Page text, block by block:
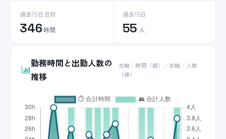
過去15日合計
346 時間
過去15日
55 人
勤務時間と出勤人数の
推移
左軸：時間（線）／右軸：人数
（棒）